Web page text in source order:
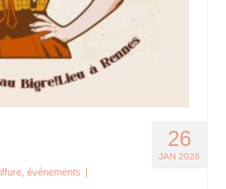
26
JAN 2026
événements |